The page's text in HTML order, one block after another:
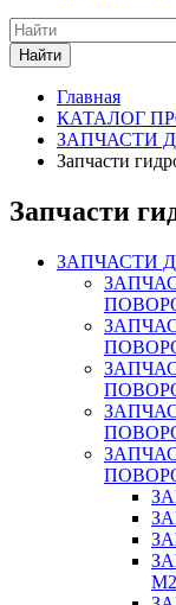
Найти
Главная
КАТАЛОГ
ЗАПЧАСТИ
Запчасти
Запчасти
ЗАПЧАСТИ